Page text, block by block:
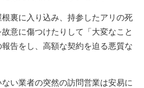
裏に入り込み、持参したアリの死
意に傷つけたりして「大変なこと
告をし、高額な契約を迫る悪質な
い業者の突然の訪問営業は安易に